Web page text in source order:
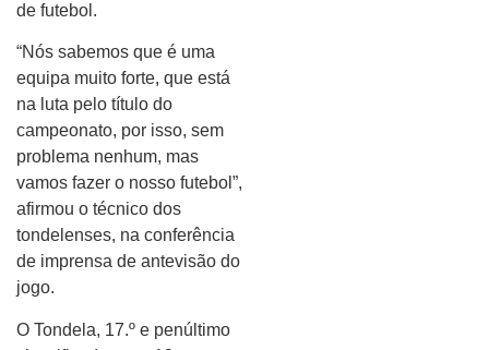
de futebol.
“Nós sabemos que é uma
equipa muito forte, que está
na luta pelo título do
campeonato, por isso, sem
problema nenhum, mas
vamos fazer o nosso futebol”,
afirmou o técnico dos
tondelenses, na conferência
de imprensa de antevisão do
jogo.
O Tondela, 17.º e penúltimo